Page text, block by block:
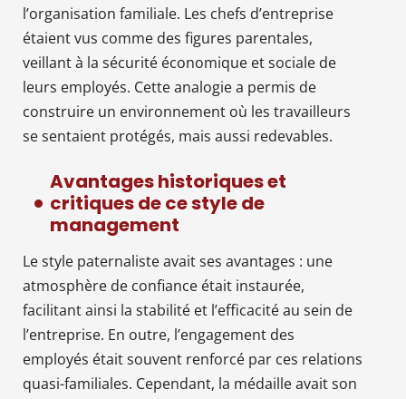
l’organisation familiale. Les chefs d’entreprise
étaient vus comme des figures parentales,
veillant à la sécurité économique et sociale de
leurs employés. Cette analogie a permis de
construire un environnement où les travailleurs
se sentaient protégés, mais aussi redevables.
Avantages historiques et
critiques de ce style de
management
Le style paternaliste avait ses avantages : une
atmosphère de confiance était instaurée,
facilitant ainsi la stabilité et l’efficacité au sein de
l’entreprise. En outre, l’engagement des
employés était souvent renforcé par ces relations
quasi-familiales. Cependant, la médaille avait son